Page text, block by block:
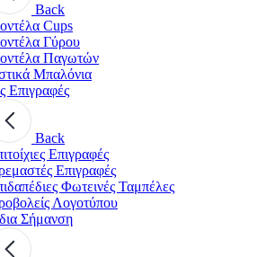
Back
Cups
Γύρου
Παγωτών
Μπαλόνια
Επιγραφές
Back
Επιγραφές
Επιγραφές
Φωτεινές Ταμπέλες
Λογοτύπου
Σήμανση